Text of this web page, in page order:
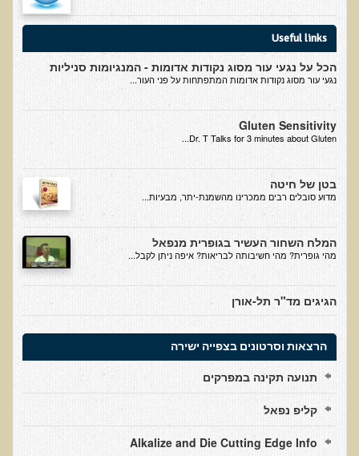
מרפ"י - המרכז לרפואה פונקציונאלית בישראל
הארגון העולמי לבריאות נפשית פונקציונאלית
הקלה בדיכאון חמור
חקר יוחסין חוצה דורות MTTG
דיטוקסיפיקציה של הנפש EMDR
הארגון הישראלי לרפואת שיניים פונקציונאלית
תסמונת הנוירון הוקסי
מחקרים וספרות מדעית
רפואת שיניים ללא כספית ואמלגם
גולשים ממליצים
צור קשר
הסמכה
סדנאות מעמיקות להסמכה
טיהור רעלים
שאלות ותשובות מסדנת טיהור רעלים
Useful links
הכל על נגעי עור מסוג נקודות אדומות - המנגיומות סניליות
נגעי עור מסוג נקודות אדומות המתפתחות על פני העור...
Gluten Sensitivity
Dr. T Talks for 3 minutes about Gluten...
בטן של חיטה
​מדוע סובלים רבים ממכרינו מהשמנת-יתר, מבעיות...
המלח השחור העשיר בגופרית מנפאל
מהי גופרית? מהי חשיבותה לבריאות? איפה ניתן לקבל...
הגיגים מד"ר תל-אורן
הרצאות וסרטונים בצפייה ישירה
תנועה תקינה במפרקים
קליפ נפאל
Alkalize and Die Cutting Edge Info